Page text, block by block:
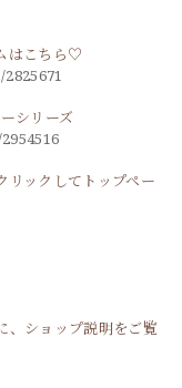
はこちら♡
シリーズ
ックしてトップペー
、ショップ説明をご覧